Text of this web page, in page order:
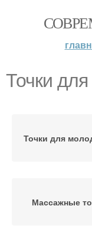
Точки
Точки для
Массажные